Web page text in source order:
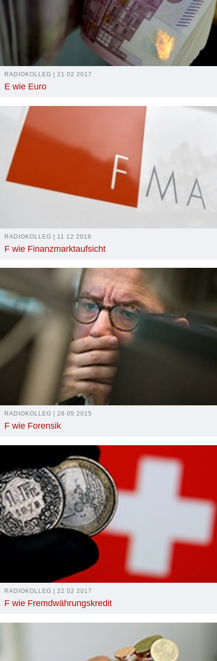
RADIOKOLLEG | 21 02 2017
E wie Euro
RADIOKOLLEG | 11 12 2018
F wie Finanzmarktaufsicht
RADIOKOLLEG | 28 05 2015
F wie Forensik
RADIOKOLLEG | 22 02 2017
F wie Fremdwährungskredit